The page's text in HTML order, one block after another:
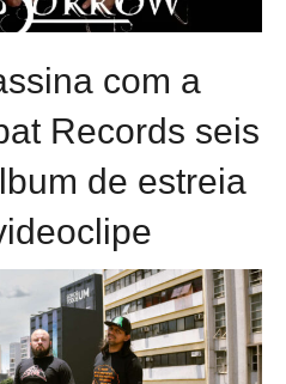
com a
Records seis
de estreia